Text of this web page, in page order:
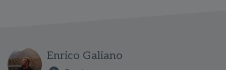
Enrico Galiano